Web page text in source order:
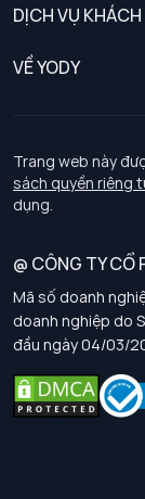
DỊCH VỤ
Chính sách khách
Chính sách bảo vệ
Chính sách thanh
Chính sách chất
Chính sách đơn
Hướng dẫn chọn
VỀ YODY
Tuyển dụng
Trang web này
sách quyền riêng
dụng.
@ CÔNG TY CỔ
Mã số doanh
doanh nghiệp do
đầu ngày 04/03/